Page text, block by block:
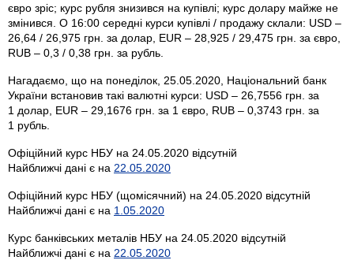
євро зріс; курс рубля знизився на купівлі; курс долару майже не
змінився. О 16:00 середні курси купівлі / продажу склали: USD –
26,64 / 26,975 грн. за долар, EUR – 28,925 / 29,475 грн. за євро,
RUB – 0,3 / 0,38 грн. за рубль.
Нагадаємо, що на понеділок, 25.05.2020, Національний банк
України встановив такі валютні курси: USD – 26,7556 грн. за
1 долар, EUR – 29,1676 грн. за 1 євро, RUB – 0,3743 грн. за
1 рубль.
Офіційний курс НБУ на 24.05.2020 відсутній
Найближчі дані є на 22.05.2020
Офіційний курс НБУ (щомісячний) на 24.05.2020 відсутній
Найближчі дані є на 1.05.2020
Курс банківських металів НБУ на 24.05.2020 відсутній
Найближчі дані є на 22.05.2020